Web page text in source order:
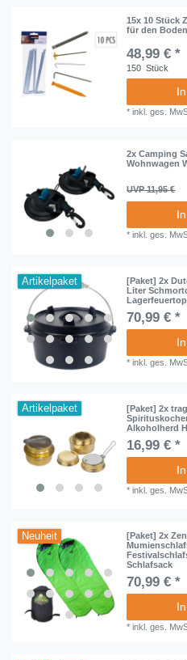
15x 10 Stück
für den
48,99 € *
150 Stück
*inkl. ges.
2x Camping
Wohnwagen
UVP 11,95 €
*inkl. ges.
Artikelpaket
[Paket] 2x
Liter
70,99 € *
*inkl. ges.
Artikelpaket
[Paket] 2x
Alkoholherd
16,99 € *
*inkl. ges.
Neuheit
[Paket] 2x
Schlafsack
70,99 € *
*inkl. ges.